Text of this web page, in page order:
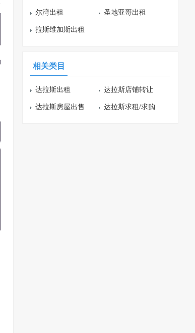
尔湾出租 圣地亚哥出租
拉斯维加斯出租
相关类目
达拉斯出租 达拉斯店铺转让
达拉斯房屋出售 达拉斯求租/求购